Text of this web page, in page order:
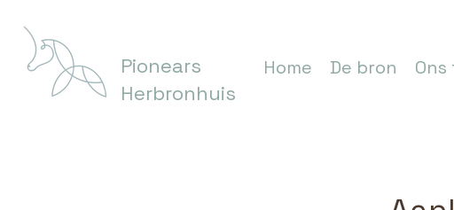
Pionears
Herbronhuis
Home De bron